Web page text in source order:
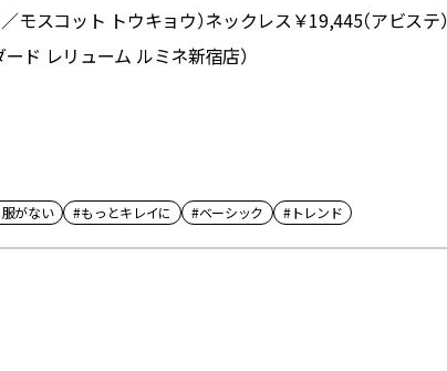
スコット トウキョウ）ネックレス￥19,445（アビステ）
ド レリューム ルミネ新宿店）
がない #もっとキレイに #ベーシック #トレンド